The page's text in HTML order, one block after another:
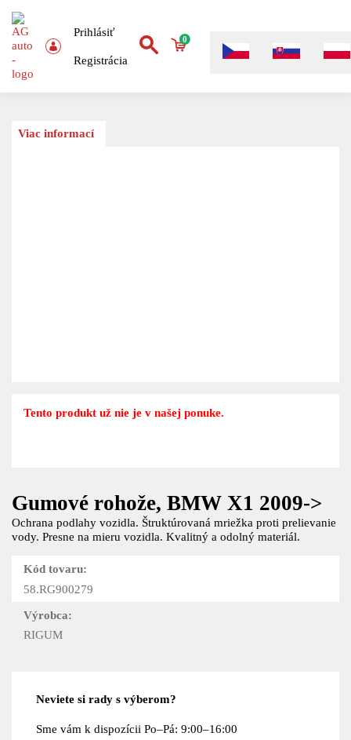
Prihlásiť
Registrácia
0
Viac informací
Gumové rohože, BMW X1 2009->
Ochrana podlahy vozidla. Štruktúrovaná mriežka proti prelievanie
vody. Presne na mieru vozidla. Kvalitný a odolný materiál.
Kód tovaru:
58.RG900279
Výrobca:
RIGUM
Tento produkt už nie je v našej ponuke.
Neviete si rady s výberom?
Sme vám k dispozícii Po–Pá: 9:00–16:00